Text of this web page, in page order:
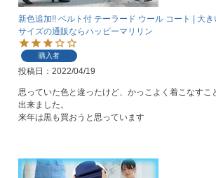
新色追加!! ベルト付 テーラード ウール コート | 大き
サイズの通販ならハッピーマリリン
購入者
投稿日 2022/04/19
思っていた色と違ったけど、かっこよく着こなすこ
出来ました。
来年は黒も買おうと思っています